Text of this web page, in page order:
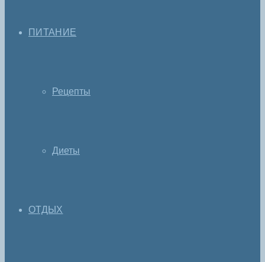
ПИТАНИЕ
Рецепты
Диеты
ОТДЫХ